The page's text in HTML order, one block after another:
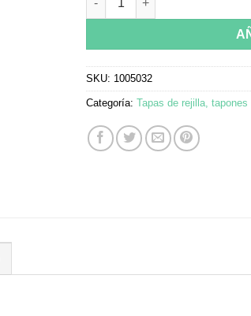
SKU: 1005032
Categoría: Tapas de rejilla,